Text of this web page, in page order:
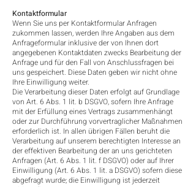
Kontaktformular
Wenn Sie uns per Kontaktformular Anfragen
zukommen lassen, werden Ihre Angaben aus dem
Anfrageformular inklusive der von Ihnen dort
angegebenen Kontaktdaten zwecks Bearbeitung der
Anfrage und für den Fall von Anschlussfragen bei
uns gespeichert. Diese Daten geben wir nicht ohne
Ihre Einwilligung weiter.
Die Verarbeitung dieser Daten erfolgt auf Grundlage
von Art. 6 Abs. 1 lit. b DSGVO, sofern Ihre Anfrage
mit der Erfüllung eines Vertrags zusammenhängt
oder zur Durchführung vorvertraglicher Maßnahmen
erforderlich ist. In allen übrigen Fällen beruht die
Verarbeitung auf unserem berechtigten Interesse an
der effektiven Bearbeitung der an uns gerichteten
Anfragen (Art. 6 Abs. 1 lit. f DSGVO) oder auf Ihrer
Einwilligung (Art. 6 Abs. 1 lit. a DSGVO) sofern diese
abgefragt wurde; die Einwilligung ist jederzeit